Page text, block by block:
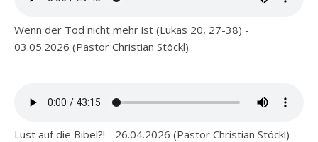
Wenn der Tod nicht mehr ist (Lukas 20, 27-38) -
03.05.2026 (Pastor Christian Stöckl)
Lust auf die Bibel?! - 26.04.2026 (Pastor Christian Stöckl)